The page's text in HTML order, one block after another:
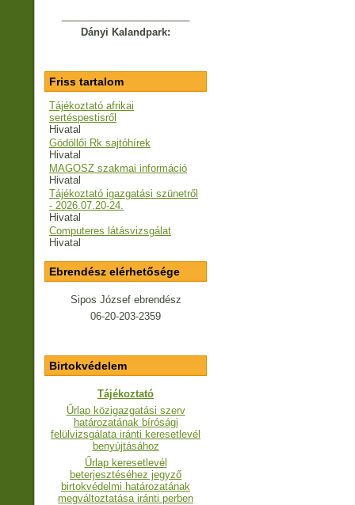
Dányi Kalandpark:
Friss tartalom
Tájékoztató afrikai
sertéspestisről
Hivatal
Gödöllői Rk sajtóhírek
Hivatal
MAGOSZ szakmai információ
Hivatal
Tájékoztató igazgatási szünetről
- 2026.07.20-24.
Hivatal
Computeres látásvizsgálat
Hivatal
Ebrendész elérhetősége
Sipos József ebrendész
06-20-203-2359
Birtokvédelem
Tájékoztató
Űrlap közigazgatási szerv
határozatának bírósági
felülvizsgálata iránti keresetlevél
benyújtásához
Űrlap keresetlevél
beterjesztéséhez jegyző
birtokvédelmi határozatának
megváltoztatása iránti perben